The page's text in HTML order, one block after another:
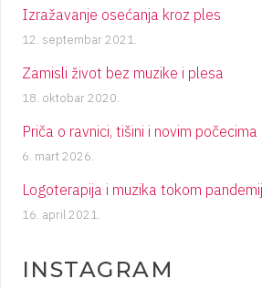
Izražavanje osećanja kroz ples
12. septembar 2021.
Zamisli život bez muzike i plesa
18. oktobar 2020.
Priča o ravnici, tišini i novim počecima
6. mart 2026.
Logoterapija i muzika tokom
16. april 2021.
INSTAGRAM